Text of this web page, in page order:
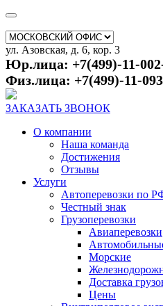
ул. Азовская, д. 6, кор. 3
Юр.лица: +7(499)-11-
Физ.лица: +7(499)-11-
ЗАКАЗАТЬ ЗВОНОК
О компании
Наша команда
Достижения
Отзывы
Услуги
Автоперевозки по
Честный знак
Грузоперевозки
Авиаперевозки
Морские
Доставка
Цены